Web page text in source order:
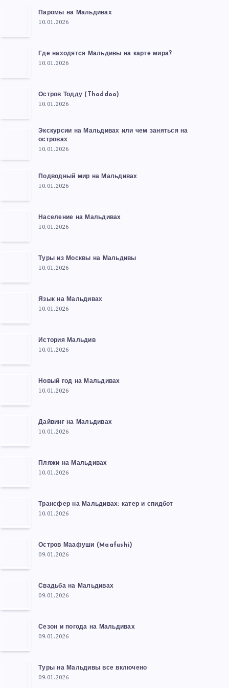
Паромы на Мальдивах
10.01.2026
Где находятся Мальдивы на карте мира?
10.01.2026
Остров Тодду (Thoddoo)
10.01.2026
Экскурсии на Мальдивах или чем заняться на
островах
10.01.2026
Подводный мир на Мальдивах
10.01.2026
Население на Мальдивах
10.01.2026
Туры из Москвы на Мальдивы
10.01.2026
Язык на Мальдивах
10.01.2026
История Мальдив
10.01.2026
Новый год на Мальдивах
10.01.2026
Дайвинг на Мальдивах
10.01.2026
Пляжи на Мальдивах
10.01.2026
Трансфер на Мальдивах: катер и спидбот
10.01.2026
Остров Маафуши (Maafushi)
09.01.2026
Свадьба на Мальдивах
09.01.2026
Сезон и погода на Мальдивах
09.01.2026
Туры на Мальдивы все включено
09.01.2026